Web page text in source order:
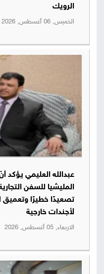
الرويك
الخميس, 06 أغسطس, 2026
عبدالله العليمي يؤكد
المليشيا للسفن
تصعيدًا خطيرًا وتعميق
لأجندات خارجية
الاربعاء, 05 أغسطس, 2026